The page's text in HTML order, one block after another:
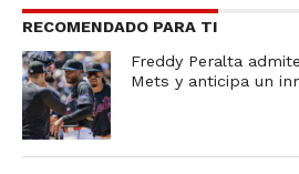
RECOMENDADO PARA TI
Freddy Peralta
Mets y anticipa un